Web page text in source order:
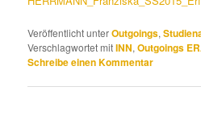
Veröffentlicht unterOutgoings,
Verschlagwortet mitINN,Outgoings
Schreibe einen Kommentar